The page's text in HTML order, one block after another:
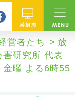
番組
facebook
営者たち
放
研究所 代表
曜 よる6時55